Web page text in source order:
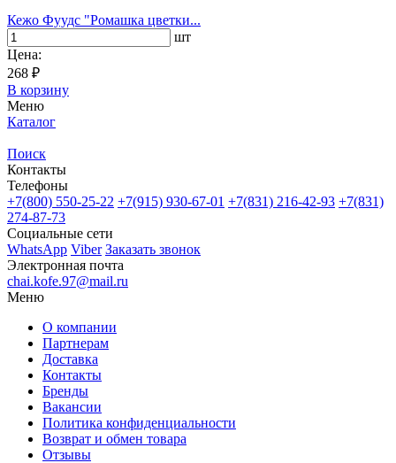
Кежо Фуудс "Ромашка цветки...
шт
Цена:
268 ₽
В корзину
Меню
Каталог
Поиск
Контакты
Телефоны
+7(800) 550-25-22 +7(915) 930-67-01 +7(831) 216-42-93 +7(831)
274-87-73
Социальные сети
WhatsApp Viber Заказать звонок
Электронная почта
chai.kofe.97@mail.ru
Меню
О компании
Партнерам
Доставка
Контакты
Бренды
Вакансии
Политика конфиденциальности
Возврат и обмен товара
Отзывы